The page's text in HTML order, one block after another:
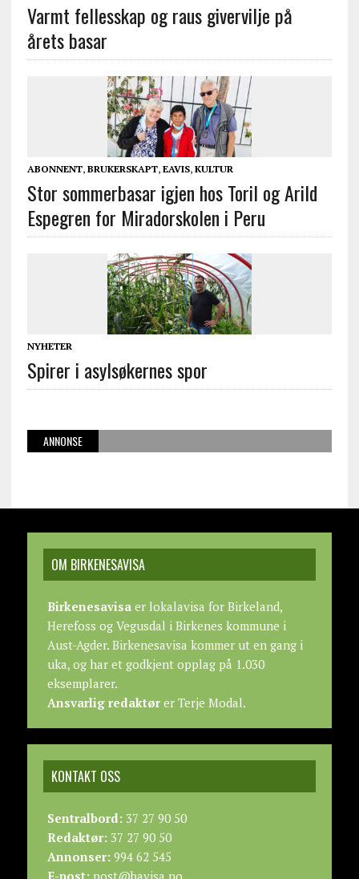
Varmt fellesskap og raus givervilje på
årets basar
ABONNENT, BRUKERSKAPT, EAVIS, KULTUR
Stor sommerbasar igjen hos Toril og Arild
Espegren for Miradorskolen i Peru
NYHETER
Spirer i asylsøkernes spor
ANNONSE
OM BIRKENESAVISA
Birkenesavisaer lokalavisa for Birkeland,
Herefoss og Vegusdal i Birkenes kommune i
Aust-Agder. Birkenesavisa kommer ut en gang i
uka, og har et godkjent opplag på 1.030
eksemplarer.
Ansvarlig redaktører Terje Modal.
KONTAKT OSS
Sentralbord:37 27 90 50
Redaktør:37 27 90 50
Annonser:994 62 545